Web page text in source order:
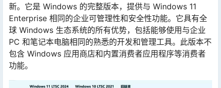
新。它是 Windows 的完整版本，提供与 Windows 11
Enterprise 相同的企业可管理性和安全性功能。它具有全
球 Windows 生态系统的所有优势，包括能够使用与企业
PC 和笔记本电脑相同的熟悉的开发和管理工具。此版本不
包含 Windows 应用商店和内置消费者应用程序等消费者
功能。